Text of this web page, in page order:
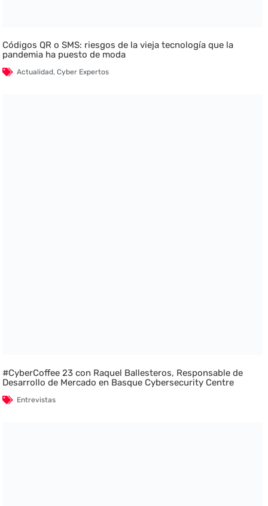
Códigos QR o SMS: riesgos de la vieja tecnología que la
pandemia ha puesto de moda
Actualidad,Cyber Expertos
#CyberCoffee 23 con Raquel Ballesteros, Responsable de
Desarrollo de Mercado en Basque Cybersecurity Centre
Entrevistas